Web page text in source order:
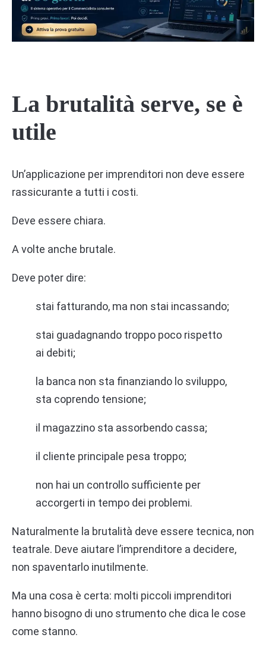
La brutalità serve, se è
utile
Un’applicazione per imprenditori non deve essere
rassicurante a tutti i costi.
Deve essere chiara.
A volte anche brutale.
Deve poter dire:
stai fatturando, ma non stai incassando;
stai guadagnando troppo poco rispetto
ai debiti;
la banca non sta finanziando lo sviluppo,
sta coprendo tensione;
il magazzino sta assorbendo cassa;
il cliente principale pesa troppo;
non hai un controllo sufficiente per
accorgerti in tempo dei problemi.
Naturalmente la brutalità deve essere tecnica, non
teatrale. Deve aiutare l’imprenditore a decidere,
non spaventarlo inutilmente.
Ma una cosa è certa: molti piccoli imprenditori
hanno bisogno di uno strumento che dica le cose
come stanno.